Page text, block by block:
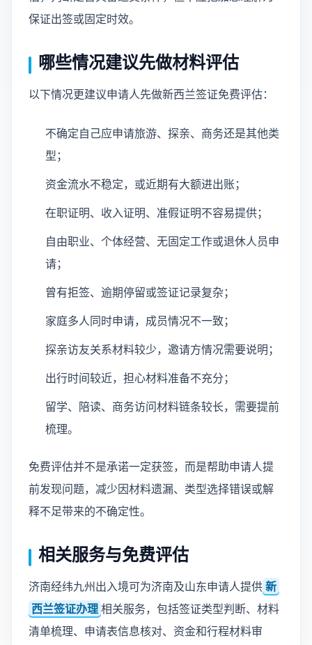
保证出签或固定时效。
哪些情况建议先做材料评估
以下情况更建议申请人先做新西兰签证免费评估：
不确定自己应申请旅游、探亲、商务还是其他类
型；
资金流水不稳定，或近期有大额进出账；
在职证明、收入证明、准假证明不容易提供；
自由职业、个体经营、无固定工作或退休人员申
请；
曾有拒签、逾期停留或签证记录复杂；
家庭多人同时申请，成员情况不一致；
探亲访友关系材料较少，邀请方情况需要说明；
出行时间较近，担心材料准备不充分；
留学、陪读、商务访问材料链条较长，需要提前
梳理。
免费评估并不是承诺一定获签，而是帮助申请人提
前发现问题，减少因材料遗漏、类型选择错误或解
释不足带来的不确定性。
相关服务与免费评估
济南经纬九州出入境可为济南及山东申请人提供新
西兰签证办理相关服务，包括签证类型判断、材料
清单梳理、申请表信息核对、资金和行程材料审